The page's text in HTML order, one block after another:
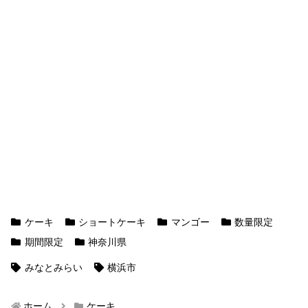
ケーキ ショートケーキ マンゴー
数量限定
期間限定
神奈川県
みなとみらい 横浜市